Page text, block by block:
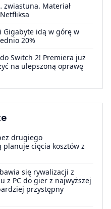
zwiastuna. Materiał
Gigabyte idą w górę w
20%
Switch 2! Premiera już
na ulepszoną oprawę
drugiego
planuje cięcia kosztów z
się rywalizacji z
z PC do gier z najwyższej
przystępny